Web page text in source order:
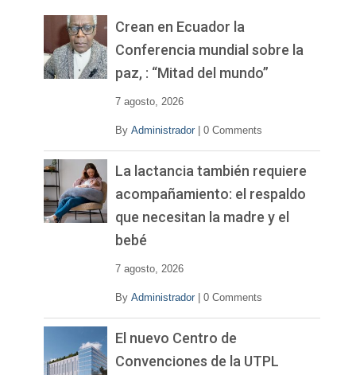
Crean en Ecuador la
Conferencia mundial sobre la
paz, : “Mitad del mundo”
7 agosto, 2026
By Administrador 0 Comments
La lactancia también requiere
acompañamiento: el respaldo
que necesitan la madre y el
bebé
7 agosto, 2026
By Administrador 0 Comments
El nuevo Centro de
Convenciones de la UTPL